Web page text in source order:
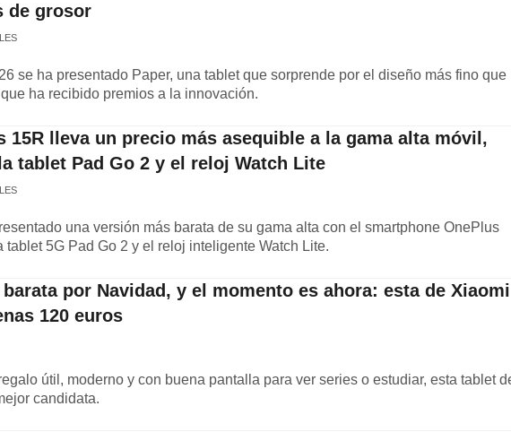
de grosor
se ha presentado Paper, una tablet que sorprende por el diseño más fino que
ha recibido premios a la innovación.
15R lleva un precio más asequible a la gama alta móvil,
tablet Pad Go 2 y el reloj Watch Lite
una versión más barata de su gama alta con el smartphone OnePlus
tablet 5G Pad Go 2 y el reloj inteligente Watch Lite.
por Navidad, y el momento es ahora: esta de Xiaomi
120 euros
útil, moderno y con buena pantalla para ver series o estudiar, esta tablet
candidata.